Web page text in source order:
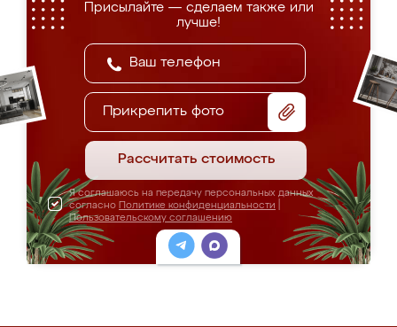
Присылайте — сделаем также или
лучше!
Прикрепить фото
Рассчитать стоимость
Я соглашаюсь на передачу персональных данных
согласно Политике конфиденциальности
Пользовательскому соглашению